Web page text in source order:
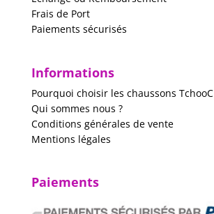
Frais de Port
Paiements sécurisés
Informations
Pourquoi choisir les chaussons TchooC
Qui sommes nous ?
Conditions générales de vente
Mentions légales
Paiements